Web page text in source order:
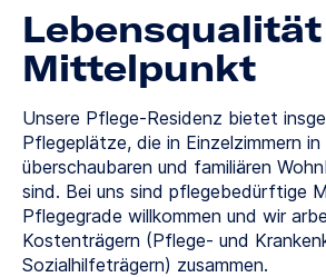
Mittelpunkt
Unsere Pflege-Residenz bietet
Pflegeplätze, die in Einzelzimmern in
überschaubaren und familiären
sind. Bei uns sind pflegebedürftige
Pflegegrade willkommen und wir
Kostenträgern (Pflege- und
Sozialhilfeträgern) zusammen.